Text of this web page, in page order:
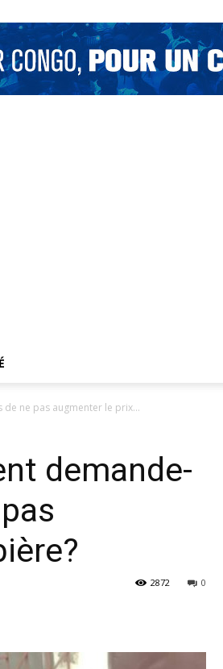
ne pas augmenter le prix...
demande-
0
2872